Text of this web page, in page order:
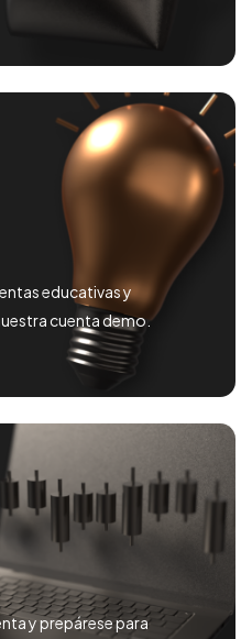
educativas y
cuenta demo.
y prepárese para